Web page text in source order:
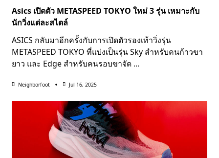
Asics เปิดตัว METASPEED TOKYO ใหม่ 3 รุ่น เหมาะกับ
นักวิ่งแต่ละสไตล์
ASICS กลับมาอีกครั้งกับการเปิดตัวรองเท้าวิ่งรุ่น
METASPEED TOKYO ที่แบ่งเป็นรุ่น Sky สำหรับคนก้าวขา
ยาว และ Edge สำหรับคนรอบขาจัด ...
Neighborfoot Jul 16, 2025